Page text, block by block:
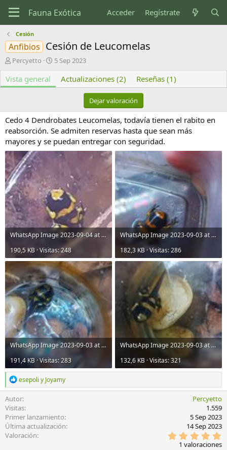
Acceder Regístrate
Cesión
Anfibios Cesión de Leucomelas
A
t
o
Percyetto
F
h
c
r
e
a
ó
n
5 Sep 2023
Vista general Actualizaciones (2) Reseñas (1)
Dejar valoración
Cedo 4 Dendrobates Leucomelas, todavía tienen el rabito en
reabsorción. Se admiten reservas hasta que sean más
mayores y se puedan entregar con seguridad.
WhatsApp Image 2023-09-04 at 11.30.53.jpeg
190,5 KB · Visitas: 248
WhatsApp Image 2023-09-03 at 08.12.03.jpeg
182,3 KB · Visitas: 286
WhatsApp Image 2023-09-03 at 08.12.02.jpeg
191,4 KB · Visitas: 283
WhatsApp Image 2023-09-03 at 08.12.03 (1).jpeg
132,6 KB · Visitas: 321
R
e
c
c
i
o
n
esepoli y Joyamy
Autor
Percyetto
Visitas
1.559
Primer lanzamiento
5 Sep 2023
Última actualización
14 Sep 2023
Valoración
,
1 valoraciones